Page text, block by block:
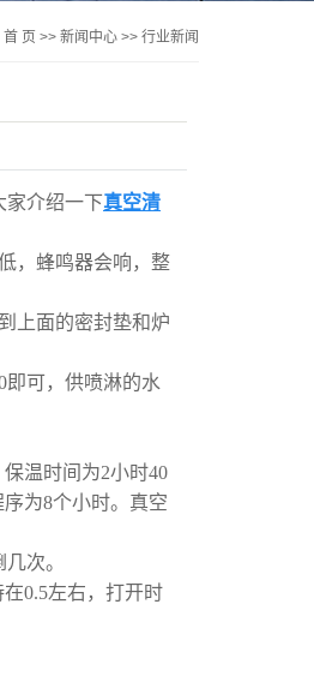
首 页 >> 新闻中心 >> 行业新闻
家介绍一下真空清
，蜂鸣器会响，整
上面的密封垫和炉
可，供喷淋的水
温时间为2小时40
为8个小时。真空
次。
0.5左右，打开时